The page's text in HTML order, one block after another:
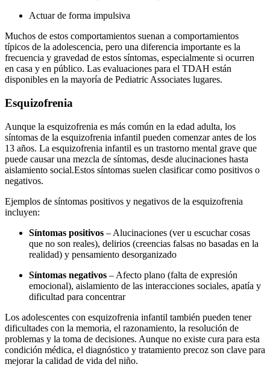
Actuar de forma impulsiva
Muchos de estos comportamientos suenan a comportamientos
típicos de la adolescencia, pero una diferencia importante es la
frecuencia y gravedad de estos síntomas, especialmente si ocurren
en casa y en público. Las evaluaciones para el TDAH están
disponibles en la mayoría de Pediatric Associates lugares.
Esquizofrenia
Aunque la esquizofrenia es más común en la edad adulta, los
síntomas de la esquizofrenia infantil pueden comenzar antes de los
13 años. La esquizofrenia infantil es un trastorno mental grave que
puede causar una mezcla de síntomas, desde alucinaciones hasta
aislamiento social.Estos síntomas suelen clasificar como positivos o
negativos.
Ejemplos de síntomas positivos y negativos de la esquizofrenia
incluyen:
Síntomas positivos – Alucinaciones (ver u escuchar cosas
que no son reales), delirios (creencias falsas no basadas en la
realidad) y pensamiento desorganizado
Síntomas negativos – Afecto plano (falta de expresión
emocional), aislamiento de las interacciones sociales, apatía y
dificultad para concentrar
Los adolescentes con esquizofrenia infantil también pueden tener
dificultades con la memoria, el razonamiento, la resolución de
problemas y la toma de decisiones. Aunque no existe cura para esta
condición médica, el diagnóstico y tratamiento precoz son clave para
mejorar la calidad de vida del niño.